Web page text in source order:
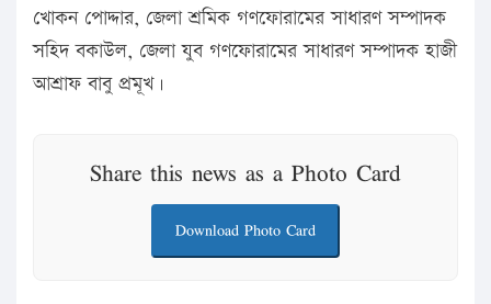
খোকন পোদ্দার, জেলা শ্রমিক গণফোরামের সাধারণ সম্পাদক
সহিদ বকাউল, জেলা যুব গণফোরামের সাধারণ সম্পাদক হাজী
আশ্রাফ বাবু প্রমূখ।
Share this news as a Photo Card
Download Photo Card